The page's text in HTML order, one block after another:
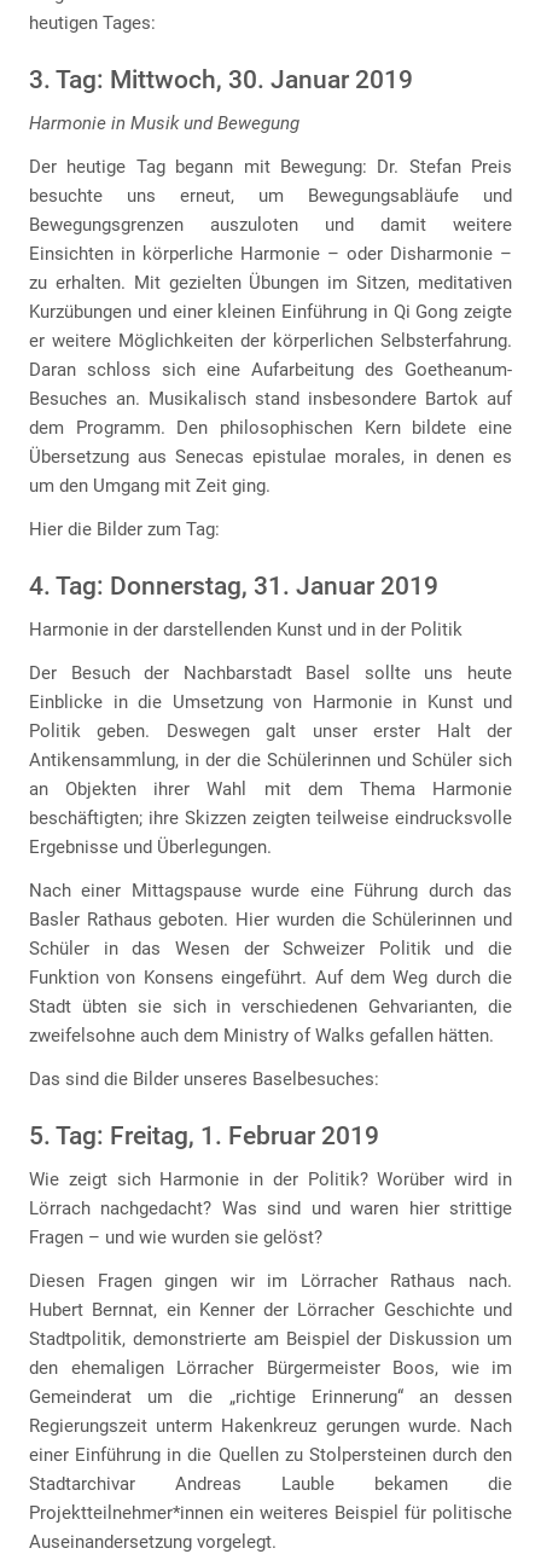
heutigen Tages:
3. Tag: Mittwoch, 30. Januar 2019
Harmonie in Musik und Bewegung
Der heutige Tag begann mit Bewegung: Dr. Stefan Preis
besuchte uns erneut, um Bewegungsabläufe und
Bewegungsgrenzen auszuloten und damit weitere
Einsichten in körperliche Harmonie – oder Disharmonie –
zu erhalten. Mit gezielten Übungen im Sitzen, meditativen
Kurzübungen und einer kleinen Einführung in Qi Gong zeigte
er weitere Möglichkeiten der körperlichen Selbsterfahrung.
Daran schloss sich eine Aufarbeitung des Goetheanum-
Besuches an. Musikalisch stand insbesondere Bartok auf
dem Programm. Den philosophischen Kern bildete eine
Übersetzung aus Senecas epistulae morales, in denen es
um den Umgang mit Zeit ging.
Hier die Bilder zum Tag:
4. Tag: Donnerstag, 31. Januar 2019
Harmonie in der darstellenden Kunst und in der Politik
Der Besuch der Nachbarstadt Basel sollte uns heute
Einblicke in die Umsetzung von Harmonie in Kunst und
Politik geben. Deswegen galt unser erster Halt der
Antikensammlung, in der die Schülerinnen und Schüler sich
an Objekten ihrer Wahl mit dem Thema Harmonie
beschäftigten; ihre Skizzen zeigten teilweise eindrucksvolle
Ergebnisse und Überlegungen.
Nach einer Mittagspause wurde eine Führung durch das
Basler Rathaus geboten. Hier wurden die Schülerinnen und
Schüler in das Wesen der Schweizer Politik und die
Funktion von Konsens eingeführt. Auf dem Weg durch die
Stadt übten sie sich in verschiedenen Gehvarianten, die
zweifelsohne auch dem Ministry of Walks gefallen hätten.
Das sind die Bilder unseres Baselbesuches:
5. Tag: Freitag, 1. Februar 2019
Wie zeigt sich Harmonie in der Politik? Worüber wird in
Lörrach nachgedacht? Was sind und waren hier strittige
Fragen – und wie wurden sie gelöst?
Diesen Fragen gingen wir im Lörracher Rathaus nach.
Hubert Bernnat, ein Kenner der Lörracher Geschichte und
Stadtpolitik, demonstrierte am Beispiel der Diskussion um
den ehemaligen Lörracher Bürgermeister Boos, wie im
Gemeinderat um die „richtige Erinnerung“ an dessen
Regierungszeit unterm Hakenkreuz gerungen wurde. Nach
einer Einführung in die Quellen zu Stolpersteinen durch den
Stadtarchivar Andreas Lauble bekamen die
Projektteilnehmer*innen ein weiteres Beispiel für politische
Auseinandersetzung vorgelegt.